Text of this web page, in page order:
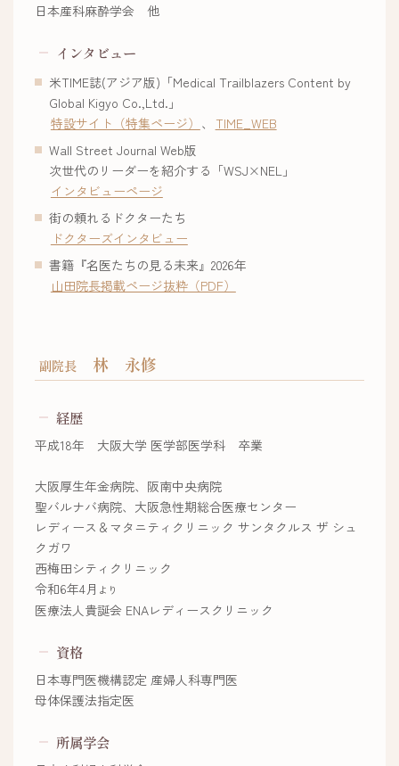
日本産科麻酔学会 他
インタビュー
米TIME誌(アジア版)「Medical Trailblazers Content by
Global Kigyo Co.,Ltd.」
特設サイト（特集ページ） 、
TIME_WEB
Wall Street Journal Web版
次世代のリーダーを紹介する「WSJ×NEL」
インタビューページ
街の頼れるドクターたち
ドクターズインタビュー
書籍『名医たちの見る未来』2026年
山田院長掲載ページ抜粋（PDF）
副院長 林 永修
経歴
平成18年 大阪大学 医学部医学科 卒業
大阪厚生年金病院、阪南中央病院
聖バルナバ病院、大阪急性期総合医療センター
レディース＆マタニティクリニック サンタクルス ザ シュ
クガワ
西梅田シティクリニック
令和6年4月 より
医療法人貴誕会 ENAレディースクリニック
資格
日本専門医機構認定 産婦人科専門医
母体保護法指定医
所属学会